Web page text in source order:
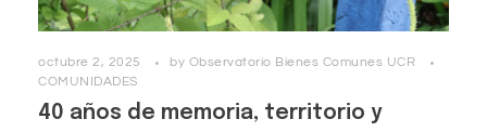
octubre 2, 2025 by Observatorio Bienes Comunes UCR
COMUNIDADES
40 años de memoria, territorio y